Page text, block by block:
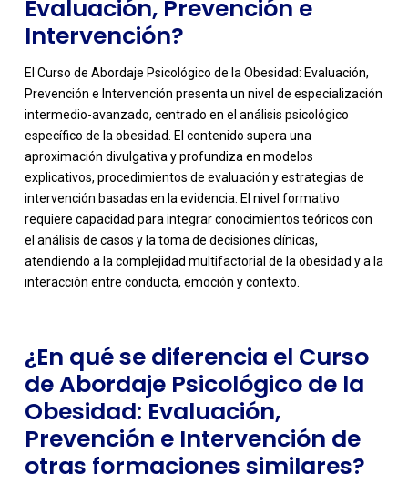
Evaluación, Prevención e
Intervención?
El Curso de Abordaje Psicológico de la Obesidad: Evaluación,
Prevención e Intervención presenta un nivel de especialización
intermedio-avanzado, centrado en el análisis psicológico
específico de la obesidad. El contenido supera una
aproximación divulgativa y profundiza en modelos
explicativos, procedimientos de evaluación y estrategias de
intervención basadas en la evidencia. El nivel formativo
requiere capacidad para integrar conocimientos teóricos con
el análisis de casos y la toma de decisiones clínicas,
atendiendo a la complejidad multifactorial de la obesidad y a la
interacción entre conducta, emoción y contexto.
-
¿En qué se diferencia el Curso
de Abordaje Psicológico de la
Obesidad: Evaluación,
Prevención e Intervención de
otras formaciones similares?